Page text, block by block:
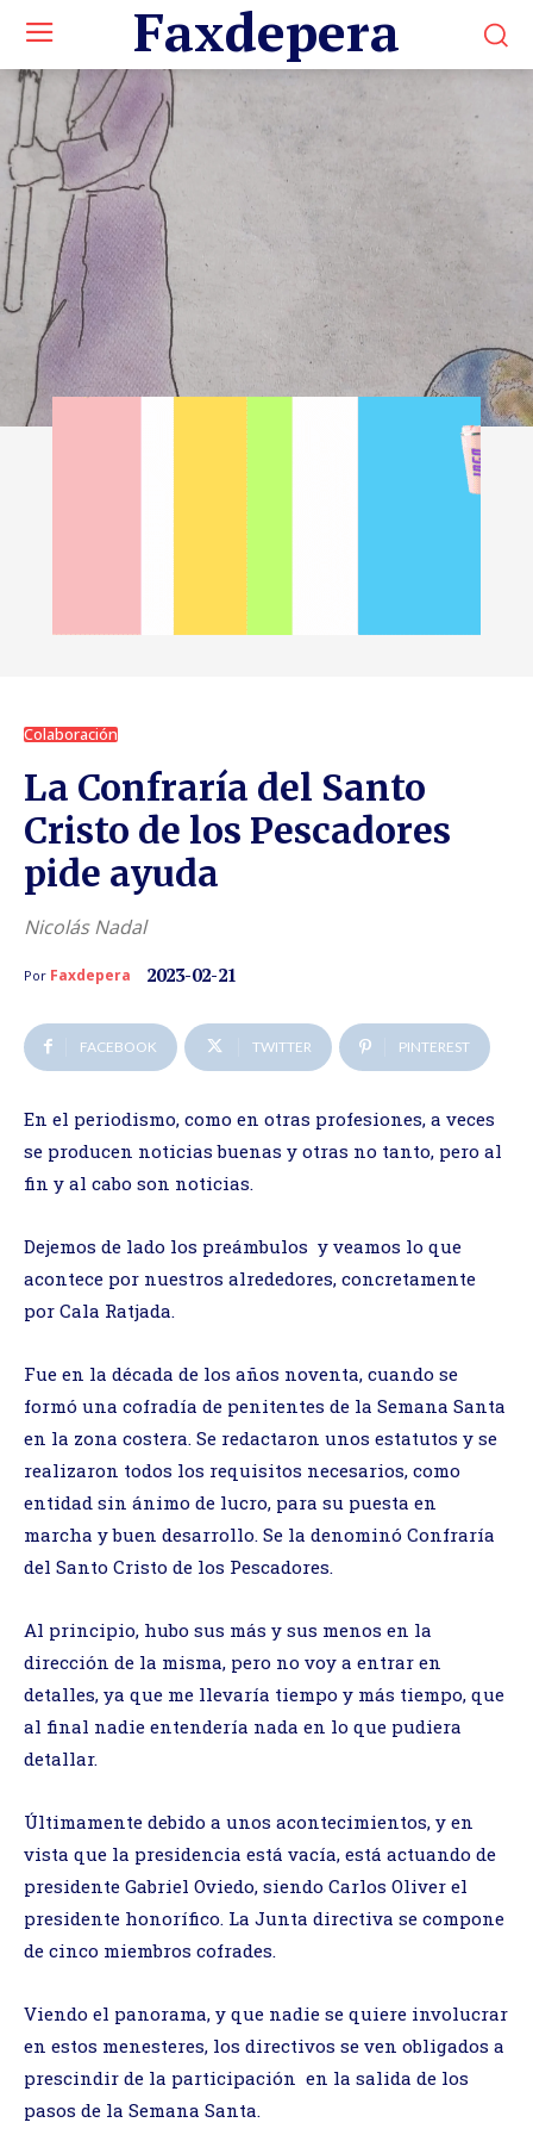
Faxdepera
Colaboración
La Confraría del Santo
Cristo de los Pescadores
pide ayuda
Nicolás Nadal
Por Faxdepera 2023-02-21
FACEBOOK TWITTER PINTEREST
En el periodismo, como en otras profesiones, a veces
se producen noticias buenas y otras no tanto, pero al
fin y al cabo son noticias.
Dejemos de lado los preámbulos y veamos lo que
acontece por nuestros alrededores, concretamente
por Cala Ratjada.
Fue en la década de los años noventa, cuando se
formó una cofradía de penitentes de la Semana Santa
en la zona costera. Se redactaron unos estatutos y se
realizaron todos los requisitos necesarios, como
entidad sin ánimo de lucro, para su puesta en
marcha y buen desarrollo. Se la denominó Confraría
del Santo Cristo de los Pescadores.
Al principio, hubo sus más y sus menos en la
dirección de la misma, pero no voy a entrar en
detalles, ya que me llevaría tiempo y más tiempo, que
al final nadie entendería nada en lo que pudiera
detallar.
Últimamente debido a unos acontecimientos, y en
vista que la presidencia está vacía, está actuando de
presidente Gabriel Oviedo, siendo Carlos Oliver el
presidente honorífico. La Junta directiva se compone
de cinco miembros cofrades.
Viendo el panorama, y que nadie se quiere involucrar
en estos menesteres, los directivos se ven obligados a
prescindir de la participación en la salida de los
pasos de la Semana Santa.